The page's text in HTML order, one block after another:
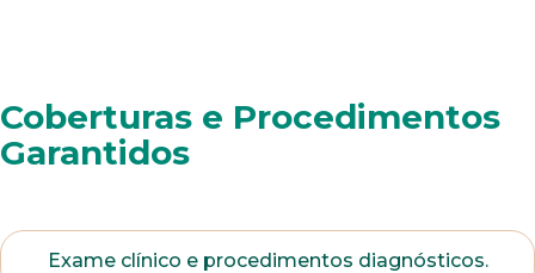
Coberturas e Procedimentos
Garantidos
Exame clínico e procedimentos diagnósticos.